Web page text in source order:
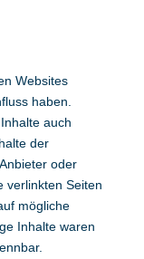
Websites
haben.
auch
der
oder
verlinkten Seiten
mögliche
Inhalte waren